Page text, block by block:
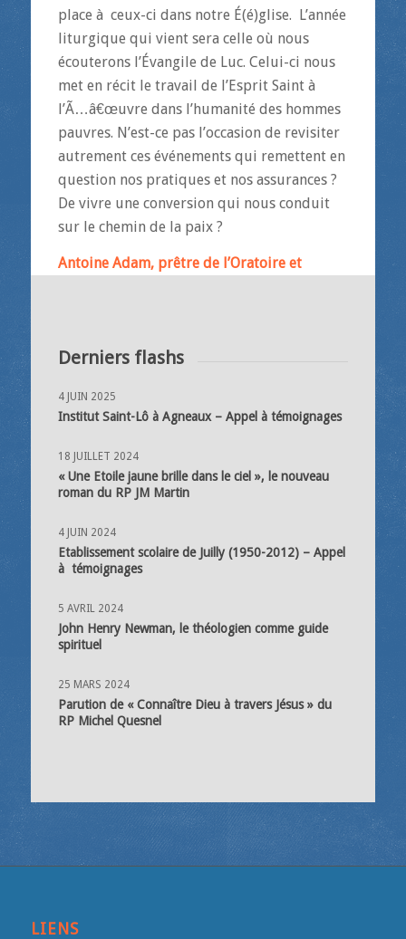
place à ceux-ci dans notre É(é)glise. L’année
liturgique qui vient sera celle où nous
écouterons l’Évangile de Luc. Celui-ci nous
met en récit le travail de l’Esprit Saint à
l’Ã…â€œuvre dans l’humanité des hommes
pauvres. N’est-ce pas l’occasion de revisiter
autrement ces événements qui remettent en
question nos pratiques et nos assurances ?
De vivre une conversion qui nous conduit
sur le chemin de la paix ?
Antoine Adam, prêtre de l’Oratoire et
Derniers flashs
4 JUIN 2025
Institut Saint-Lô à Agneaux – Appel à témoignages
18 JUILLET 2024
« Une Etoile jaune brille dans le ciel », le nouveau
roman du RP JM Martin
4 JUIN 2024
Etablissement scolaire de Juilly (1950-2012) – Appel
à témoignages
5 AVRIL 2024
John Henry Newman, le théologien comme guide
spirituel
25 MARS 2024
Parution de « Connaître Dieu à travers Jésus » du
RP Michel Quesnel
LIENS